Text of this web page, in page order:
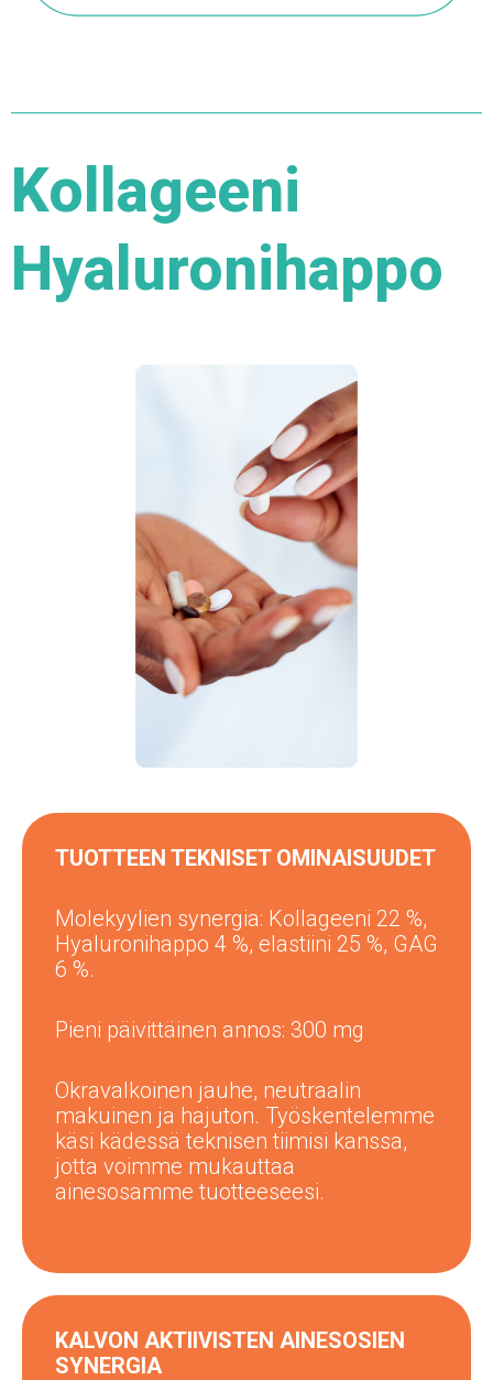
Kollageeni
Hyaluronihappo
TUOTTEEN TEKNISET OMINAISUUDET
Molekyylien synergia: Kollageeni 22 %,
Hyaluronihappo 4 %, elastiini 25 %, GAG
6 %.
Pieni päivittäinen annos: 300 mg
Okravalkoinen jauhe, neutraalin
makuinen ja hajuton. Työskentelemme
käsi kädessä teknisen tiimisi kanssa,
jotta voimme mukauttaa
ainesosamme tuotteeseesi.
KALVON AKTIIVISTEN AINESOSIEN
SYNERGIA